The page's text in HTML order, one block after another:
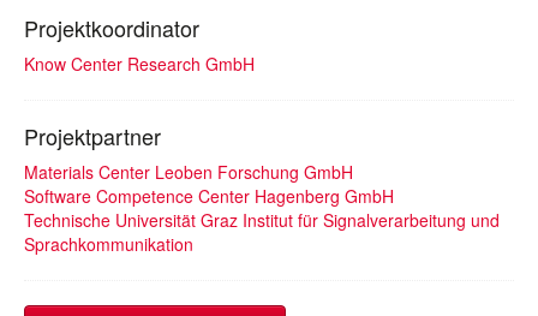
Projektkoordinator
Know Center Research GmbH
Projektpartner
Materials Center Leoben Forschung GmbH
Software Competence Center Hagenberg GmbH
Technische Universität Graz Institut für Signalverarbeitung und
Sprachkommunikation